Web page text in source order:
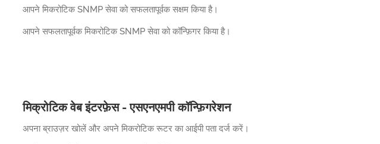
आपने मिकरोटिक SNMP सेवा को सफलतापूर्वक सक्षम किया है।
आपने सफलतापूर्वक मिकरोटिक SNMP सेवा को कॉन्फ़िगर किया है।
मिक्रोटिक वेब इंटरफ़ेस - एसएनएमपी कॉन्फ़िगरेशन
अपना ब्राउज़र खोलें और अपने मिकरोटिक रूटर का आईपी पता दर्ज करें।